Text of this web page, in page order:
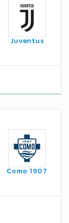
Juventus
Como 1907